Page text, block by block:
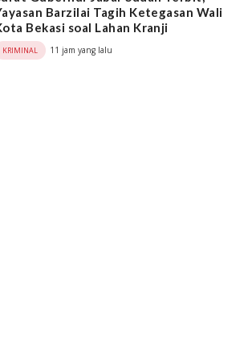
Barzilai Tagih Ketegasan Wali
Bekasi soal Lahan Kranji
KRIMINAL 11 jam yang lalu